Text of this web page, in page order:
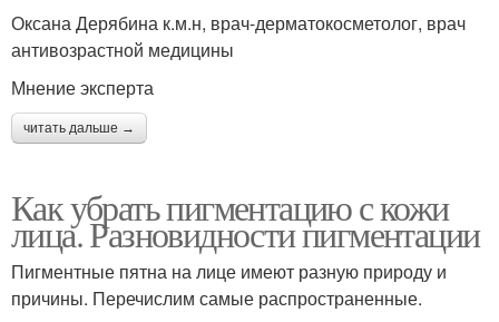
Оксана Дерябина к.м.н, врач-дерматокосметолог, врач
антивозрастной медицины
Мнение эксперта
читать дальше →
Как убрать пигментацию с кожи
лица. Разновидности пигментации
Пигментные пятна на лице имеют разную природу и
причины. Перечислим самые распространенные.